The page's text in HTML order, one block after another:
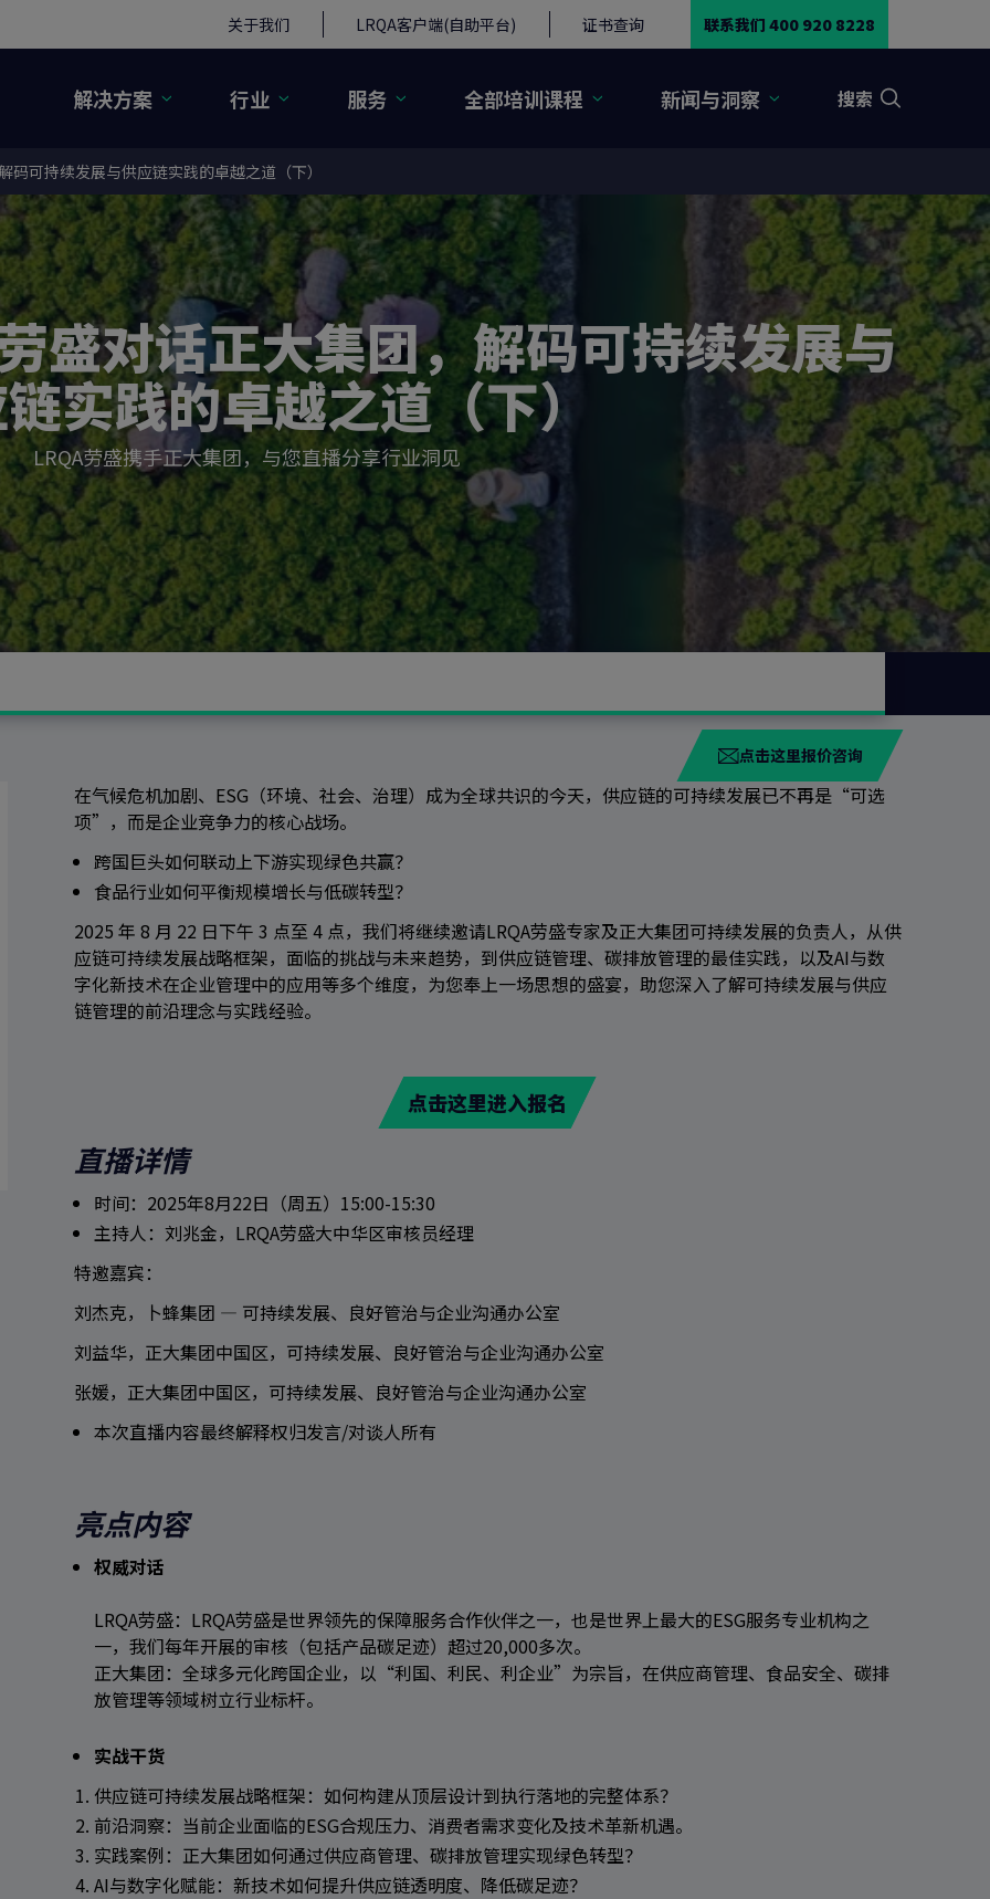
关于我们 LRQA客户端(自助平台) 证书查询 联系我们 400 920 8228
解决方案 行业 服务 全部培训课程 新闻与洞察 搜索
可持续发展与供应链实践的卓越之道（下）
盛对话正大集团，解码可持续发展与
实践的卓越之道（下）
LRQA劳盛携手正大集团，与您直播分享行业洞见
点击这里报价咨询
在气候危机加剧、ESG（环境、社会、治理）成为全球共识的今天，供应链的可持续发展已不再是“可选
项”，而是企业竞争力的核心战场。
跨国巨头如何联动上下游实现绿色共赢？
食品行业如何平衡规模增长与低碳转型？
2025 年 8 月 22 日下午 3 点至 4 点，我们将继续邀请LRQA劳盛专家及正大集团可持续发展的负责人，从供
应链可持续发展战略框架，面临的挑战与未来趋势，到供应链管理、碳排放管理的最佳实践，以及AI与数
字化新技术在企业管理中的应用等多个维度，为您奉上一场思想的盛宴，助您深入了解可持续发展与供应
链管理的前沿理念与实践经验。
点击这里进入报名
直播详情
时间：2025年8月22日（周五）15:00-15:30
主持人：刘兆金，LRQA劳盛大中华区审核员经理
特邀嘉宾：
刘杰克，卜蜂集团 — 可持续发展、良好管治与企业沟通办公室
刘益华，正大集团中国区，可持续发展、良好管治与企业沟通办公室
张媛，正大集团中国区，可持续发展、良好管治与企业沟通办公室
本次直播内容最终解释权归发言/对谈人所有
亮点内容
权威对话
LRQA劳盛：LRQA劳盛是世界领先的保障服务合作伙伴之一，也是世界上最大的ESG服务专业机构之
一，我们每年开展的审核（包括产品碳足迹）超过20,000多次。
正大集团：全球多元化跨国企业，以“利国、利民、利企业”为宗旨，在供应商管理、食品安全、碳排
放管理等领域树立行业标杆。
实战干货
供应链可持续发展战略框架：如何构建从顶层设计到执行落地的完整体系？
前沿洞察：当前企业面临的ESG合规压力、消费者需求变化及技术革新机遇。
实践案例：正大集团如何通过供应商管理、碳排放管理实现绿色转型？
AI与数字化赋能：新技术如何提升供应链透明度、降低碳足迹？